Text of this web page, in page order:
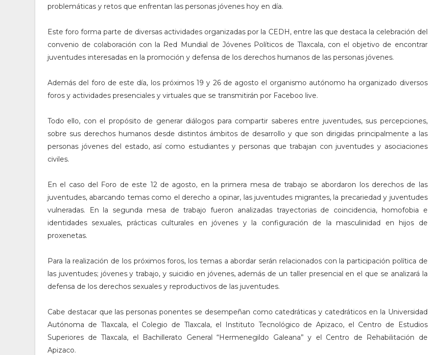
problemáticas y retos que enfrentan las personas jóvenes hoy en día.
Este foro forma parte de diversas actividades organizadas por la CEDH, entre las que destaca la celebración del
convenio de colaboración con la Red Mundial de Jóvenes Políticos de Tlaxcala, con el objetivo de encontrar
juventudes interesadas en la promoción y defensa de los derechos humanos de las personas jóvenes.
Además del foro de este día, los próximos 19 y 26 de agosto el organismo autónomo ha organizado diversos
foros y actividades presenciales y virtuales que se transmitirán por Faceboo live.
Todo ello, con el propósito de generar diálogos para compartir saberes entre juventudes, sus percepciones,
sobre sus derechos humanos desde distintos ámbitos de desarrollo y que son dirigidas principalmente a las
personas jóvenes del estado, así como estudiantes y personas que trabajan con juventudes y asociaciones
civiles.
En el caso del Foro de este 12 de agosto, en la primera mesa de trabajo se abordaron los derechos de las
juventudes, abarcando temas como el derecho a opinar, las juventudes migrantes, la precariedad y juventudes
vulneradas. En la segunda mesa de trabajo fueron analizadas trayectorias de coincidencia, homofobia e
identidades sexuales, prácticas culturales en jóvenes y la configuración de la masculinidad en hijos de
proxenetas.
Para la realización de los próximos foros, los temas a abordar serán relacionados con la participación política de
las juventudes; jóvenes y trabajo, y suicidio en jóvenes, además de un taller presencial en el que se analizará la
defensa de los derechos sexuales y reproductivos de las juventudes.
Cabe destacar que las personas ponentes se desempeñan como catedráticas y catedráticos en la Universidad
Autónoma de Tlaxcala, el Colegio de Tlaxcala, el Instituto Tecnológico de Apizaco, el Centro de Estudios
Superiores de Tlaxcala, el Bachillerato General “Hermenegildo Galeana” y el Centro de Rehabilitación de
Apizaco.